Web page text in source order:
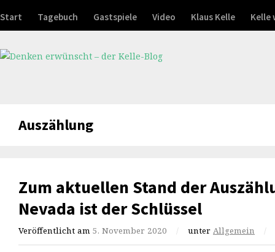
Start Tagebuch Gastspiele Video Klaus Kelle Kelle
Auszählung
Zum aktuellen Stand der
Nevada ist der Schlüssel
Veröffentlicht am 5. November 2020 / unter Allgemein /